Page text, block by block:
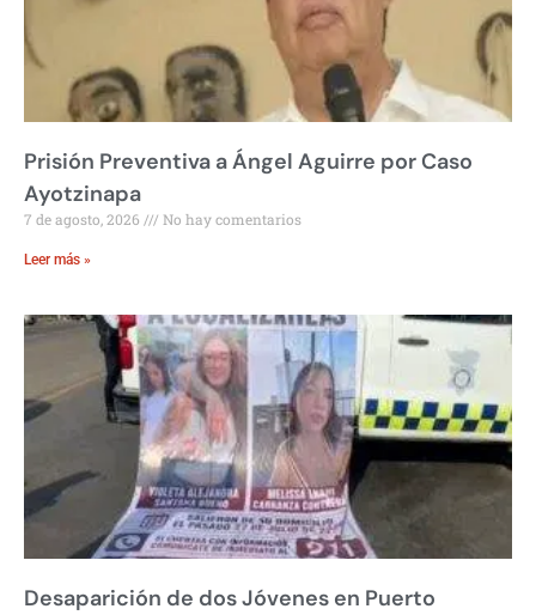
Prisión Preventiva a Ángel Aguirre por Caso
Ayotzinapa
7 de agosto, 2026 No hay comentarios
Leer más »
Desaparición de dos Jóvenes en Puerto